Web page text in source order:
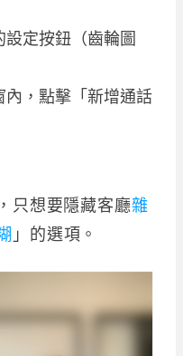
定按鈕（齒輪圖
，點擊「新增通話
只想要隱藏客廳雜
」的選項。